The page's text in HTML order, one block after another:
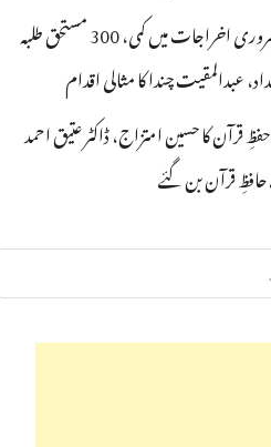
شادی کے غیر ضروری اخراجات میں کمی، 300 مستحق طلبہ
عبدالمقیت چندا کا مثالی اقدام
قرآن کا حسین امتزاج، ڈاکٹر عتیق احمد
قرآن بن گئے